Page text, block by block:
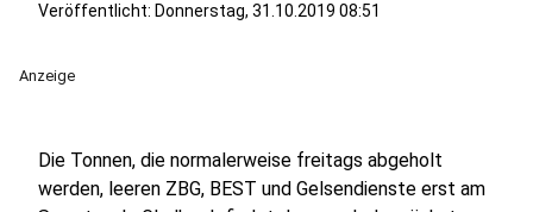
Veröffentlicht: Donnerstag, 31.10.2019 08:51
Anzeige
Die Tonnen, die normalerweise freitags abgeholt
werden, leeren ZBG, BEST und Gelsendienste erst am